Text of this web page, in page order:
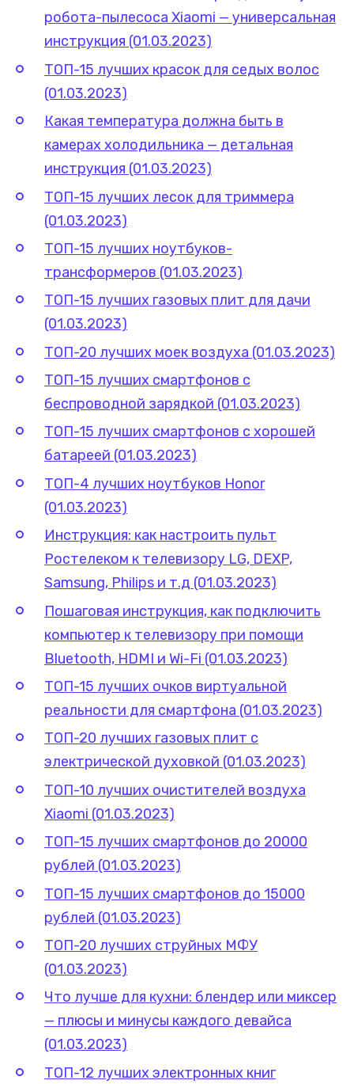
робота-пылесоса Xiaomi — универсальная
инструкция (01.03.2023)
ТОП-15 лучших красок для седых волос
(01.03.2023)
Какая температура должна быть в
камерах холодильника — детальная
инструкция (01.03.2023)
ТОП-15 лучших лесок для триммера
(01.03.2023)
ТОП-15 лучших ноутбуков-
трансформеров (01.03.2023)
ТОП-15 лучших газовых плит для дачи
(01.03.2023)
ТОП-20 лучших моек воздуха (01.03.2023)
ТОП-15 лучших смартфонов с
беспроводной зарядкой (01.03.2023)
ТОП-15 лучших смартфонов с хорошей
батареей (01.03.2023)
ТОП-4 лучших ноутбуков Honor
(01.03.2023)
Инструкция: как настроить пульт
Ростелеком к телевизору LG, DEXP,
Samsung, Philips и т.д (01.03.2023)
Пошаговая инструкция, как подключить
компьютер к телевизору при помощи
Bluetooth, HDMI и Wi-Fi (01.03.2023)
ТОП-15 лучших очков виртуальной
реальности для смартфона (01.03.2023)
ТОП-20 лучших газовых плит с
электрической духовкой (01.03.2023)
ТОП-10 лучших очистителей воздуха
Xiaomi (01.03.2023)
ТОП-15 лучших смартфонов до 20000
рублей (01.03.2023)
ТОП-15 лучших смартфонов до 15000
рублей (01.03.2023)
ТОП-20 лучших струйных МФУ
(01.03.2023)
Что лучше для кухни: блендер или миксер
— плюсы и минусы каждого девайса
(01.03.2023)
ТОП-12 лучших электронных книг